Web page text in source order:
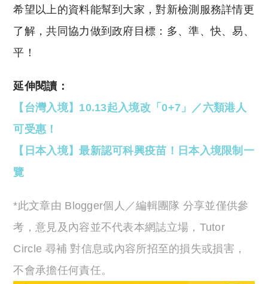
希望以上的資料能幫到大家，對新檢測服務詳情更
了解，共同協力做到政府目標：多、準、快、易、
平！
延伸閱讀：
【台灣入境】10.13起入境改「0+7」／六類港人
可受惠！
【日本入境】最新認可科興疫苗！日本入境限制一
覽
*此文章由 Blogger個人／編輯團隊 分享並僅供參
考，意見及內容並不代表本網誌立場，Tutor
Circle 尋補 對信息或內容所招至的損失或損害，
不會承擔任何責任。